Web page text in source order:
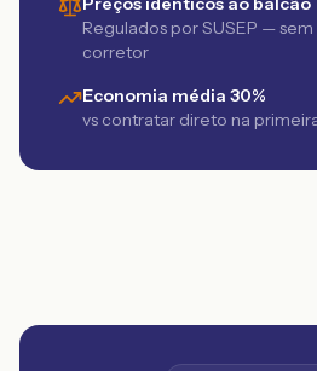
Regulados por SUSEP —
corretor
Economia média 30%
vs contratar direto na